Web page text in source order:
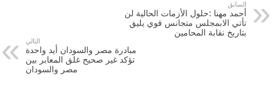
السابق
أحمد مهنا :حلول الأزمات الحالية لن
تأتي الابمجلس متجانس قوي يليق
بتاريخ نقابة المحامين
التالي
مبادرة مصر والسودان أيد واحدة
تؤكد غير صحيح غلق المعابر بين
مصر والسودان